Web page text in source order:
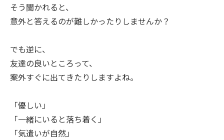
そう聞かれると、
意外と答えるのが難しかったりしませんか？
でも逆に、
友達の良いところって、
案外すぐに出てきたりしますよね。
「優しい」
「一緒にいると落ち着く」
「気遣いが自然」